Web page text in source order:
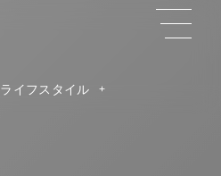
ライフスタイル